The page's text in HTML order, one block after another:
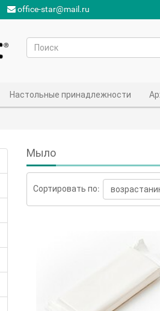
office-star@mail.ru
Настольные принадлежности
Мыло
Сортировать по: